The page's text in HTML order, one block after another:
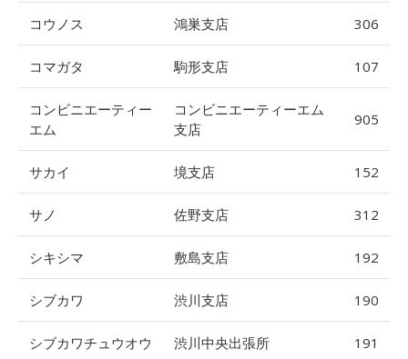
コウノス 鴻巣支店 306
コマガタ 駒形支店 107
コンビニエーティー
エム
コンビニエーティーエム
支店
905
サカイ 境支店 152
サノ 佐野支店 312
シキシマ 敷島支店 192
シブカワ 渋川支店 190
シブカワチュウオウ 渋川中央出張所 191